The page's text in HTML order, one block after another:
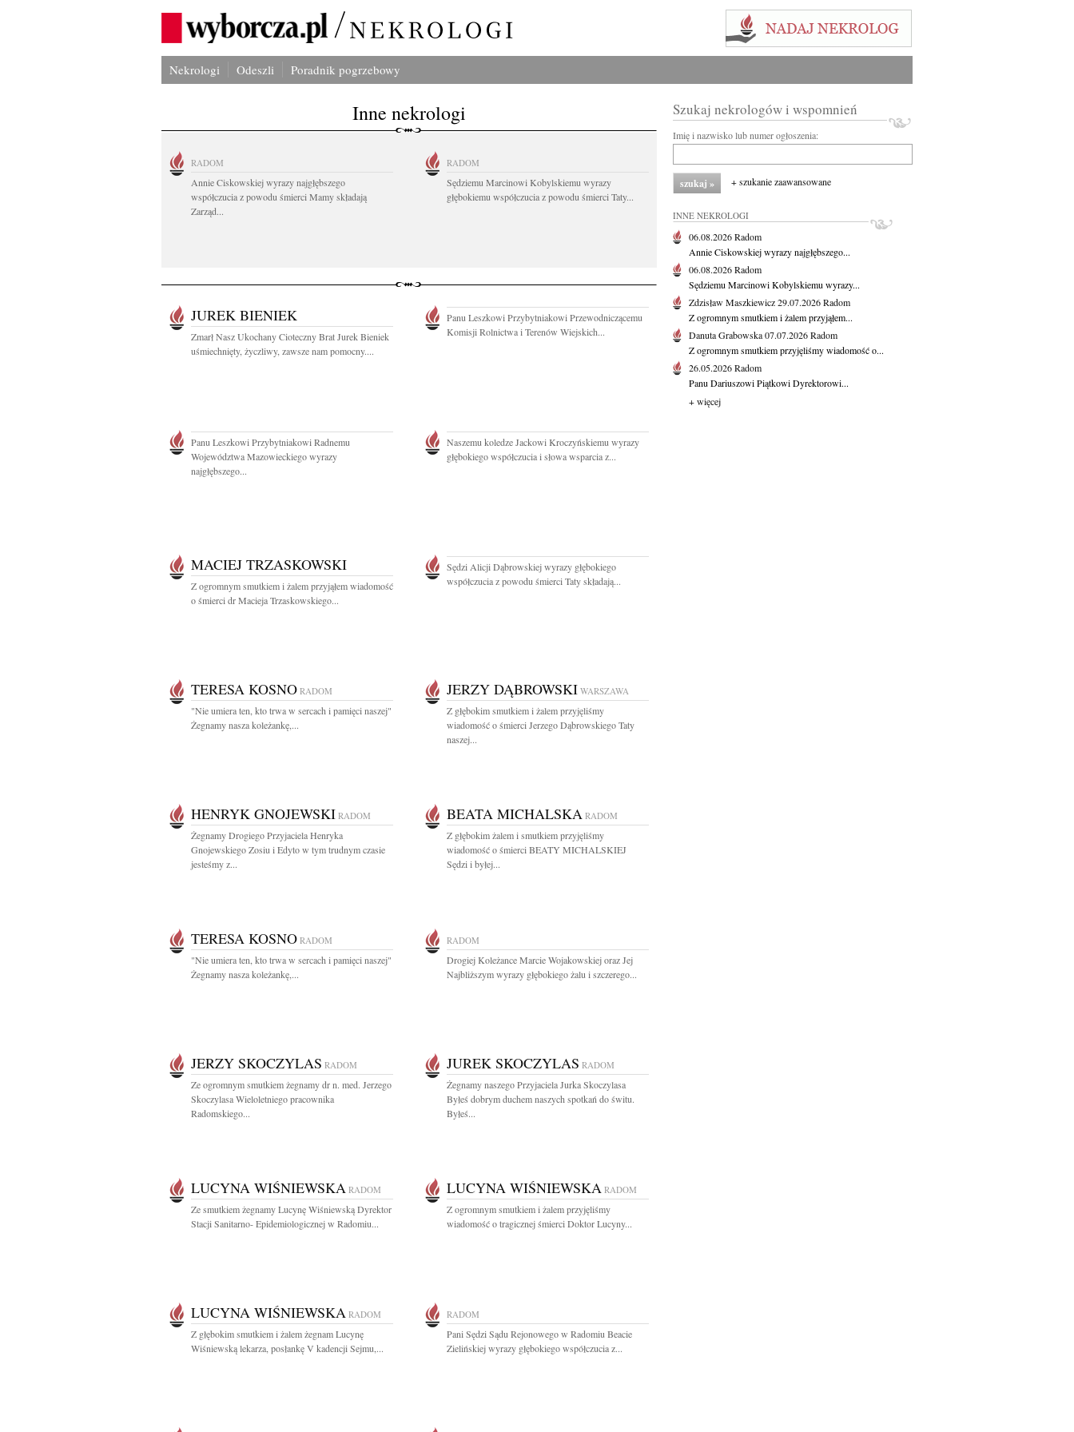
Nekrologi Odeszli Poradnik pogrzebowy
Inne nekrologi
RADOM
Annie Ciskowskiej wyrazy najgłębszego
współczucia z powodu śmierci Mamy składają
Zarząd...
RADOM
Sędziemu Marcinowi Kobylskiemu wyrazy
głębokiemu współczucia z powodu śmierci Taty...
JUREK BIENIEK
Zmarł Nasz Ukochany Cioteczny Brat Jurek Bieniek
uśmiechnięty, życzliwy, zawsze nam pomocny....
Panu Leszkowi Przybytniakowi Przewodniczącemu
Komisji Rolnictwa i Terenów Wiejskich...
Panu Leszkowi Przybytniakowi Radnemu
Województwa Mazowieckiego wyrazy
najgłębszego...
Naszemu koledze Jackowi Kroczyńskiemu wyrazy
głębokiego współczucia i słowa wsparcia z...
MACIEJ TRZASKOWSKI
Z ogromnym smutkiem i żalem przyjąłem wiadomość
o śmierci dr Macieja Trzaskowskiego...
Sędzi Alicji Dąbrowskiej wyrazy głębokiego
współczucia z powodu śmierci Taty składają...
TERESA KOSNO RADOM
"Nie umiera ten, kto trwa w sercach i pamięci naszej"
Żegnamy nasza koleżankę,...
JERZY DĄBROWSKI WARSZAWA
Z głębokim smutkiem i żalem przyjęliśmy
wiadomość o śmierci Jerzego Dąbrowskiego Taty
naszej...
HENRYK GNOJEWSKI RADOM
Żegnamy Drogiego Przyjaciela Henryka
Gnojewskiego Zosiu i Edyto w tym trudnym czasie
jesteśmy z...
BEATA MICHALSKA RADOM
Z głębokim żalem i smutkiem przyjęliśmy
wiadomość o śmierci BEATY MICHALSKIEJ
Sędzi i byłej...
TERESA KOSNO RADOM
"Nie umiera ten, kto trwa w sercach i pamięci naszej"
Żegnamy nasza koleżankę,...
RADOM
Drogiej Koleżance Marcie Wojakowskiej oraz Jej
Najbliższym wyrazy głębokiego żalu i szczerego...
JERZY SKOCZYLAS RADOM
Ze ogromnym smutkiem żegnamy dr n. med. Jerzego
Skoczylasa Wieloletniego pracownika
Radomskiego...
JUREK SKOCZYLAS RADOM
Żegnamy naszego Przyjaciela Jurka Skoczylasa
Byłeś dobrym duchem naszych spotkań do świtu.
Byłeś...
LUCYNA WIŚNIEWSKA RADOM
Ze smutkiem żegnamy Lucynę Wiśniewską Dyrektor
Stacji Sanitarno- Epidemiologicznej w Radomiu...
LUCYNA WIŚNIEWSKA RADOM
Z ogromnym smutkiem i żalem przyjęliśmy
wiadomość o tragicznej śmierci Doktor Lucyny...
LUCYNA WIŚNIEWSKA RADOM
Z głębokim smutkiem i żalem żegnam Lucynę
Wiśniewską lekarza, posłankę V kadencji Sejmu,...
RADOM
Pani Sędzi Sądu Rejonowego w Radomiu Beacie
Zielińskiej wyrazy głębokiego współczucia z...
Szukaj nekrologów i wspomnień
Imię i nazwisko lub numer ogłoszenia:
+ szukanie zaawansowane
INNE NEKROLOGI
06.08.2026Radom
Annie Ciskowskiej wyrazy najgłębszego...
06.08.2026Radom
Sędziemu Marcinowi Kobylskiemu wyrazy...
Zdzisław Maszkiewicz29.07.2026Radom
Z ogromnym smutkiem i żalem przyjąłem...
Danuta Grabowska07.07.2026Radom
Z ogromnym smutkiem przyjęliśmy wiadomość o...
26.05.2026Radom
Panu Dariuszowi Piątkowi Dyrektorowi...
+ więcej